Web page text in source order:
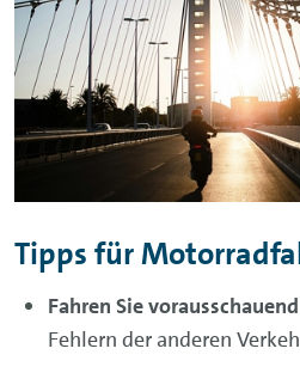
Tipps für
Fahren Sie vorausschauend
Fehlern der anderen